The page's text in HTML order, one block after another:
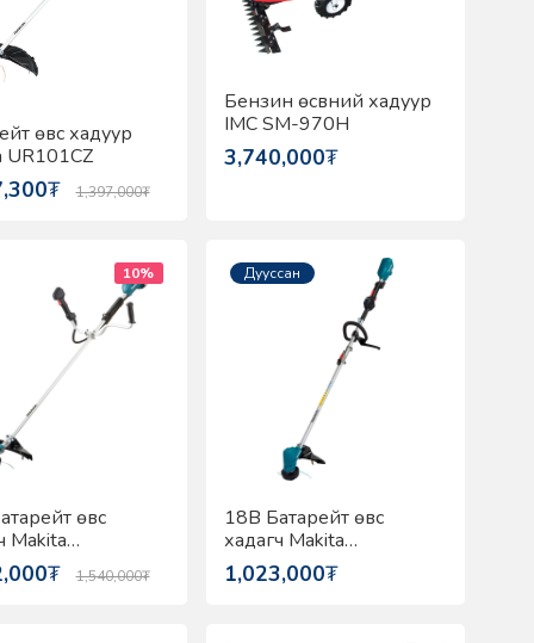
өвс хадуур
UR101CZ
₮ 1,397,000₮
Бензин өсвний хадуур
IMC SM-970H
3,740,000₮
10%
өвс
Makita
₮ 1,540,000₮
Дууссан
18В Батарейт өвс
хадагч Makita
DUR191LZX6
1,023,000₮